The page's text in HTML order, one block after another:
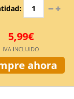
5,99€
IVA INCLUIDO
ahora